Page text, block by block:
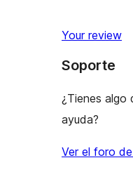
2
de
1
Your review
Soporte
¿Tienes algo
ayuda?
Ver el foro